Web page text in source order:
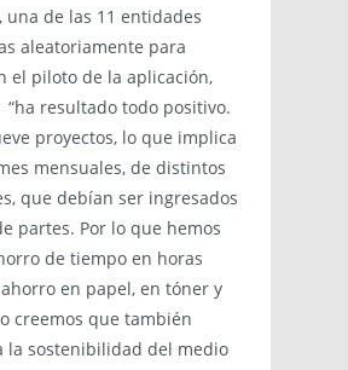
una de las 11 entidades
aleatoriamente para
el piloto de la aplicación,
resultado todo positivo.
proyectos, lo que implica
mensuales, de distintos
que debían ser ingresados
partes. Por lo que hemos
de tiempo en horas
en papel, en tóner y
creemos que también
la sostenibilidad del medio